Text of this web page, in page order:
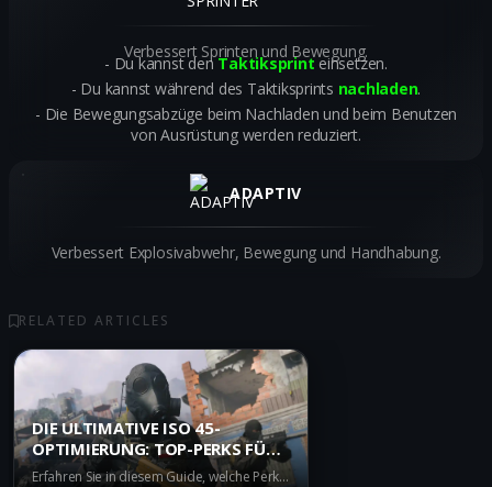
Verbessert Sprinten und Bewegung.
Du kannst denTaktiksprinteinsetzen.
Du kannst während des Taktiksprints nachladen.
Die Bewegungsabzüge beim Nachladen und beim Benutzen
von Ausrüstung werden reduziert.
ADAPTIV
Verbessert Explosivabwehr, Bewegung und Handhabung.
RELATED ARTICLES
DIE ULTIMATIVE ISO 45-
OPTIMIERUNG: TOP-PERKS FÜR
DEN EINSATZ IN WARZONE
Erfahren Sie in diesem Guide, welche Perks Sie mit der ISO 45 in Warzone verwenden sollten. Verbessern Sie Ihre Spielweise mit EILTEMPO, FINGERFERTIGKEIT, ZUSAMMENFLICKEN und ALARMIERT.